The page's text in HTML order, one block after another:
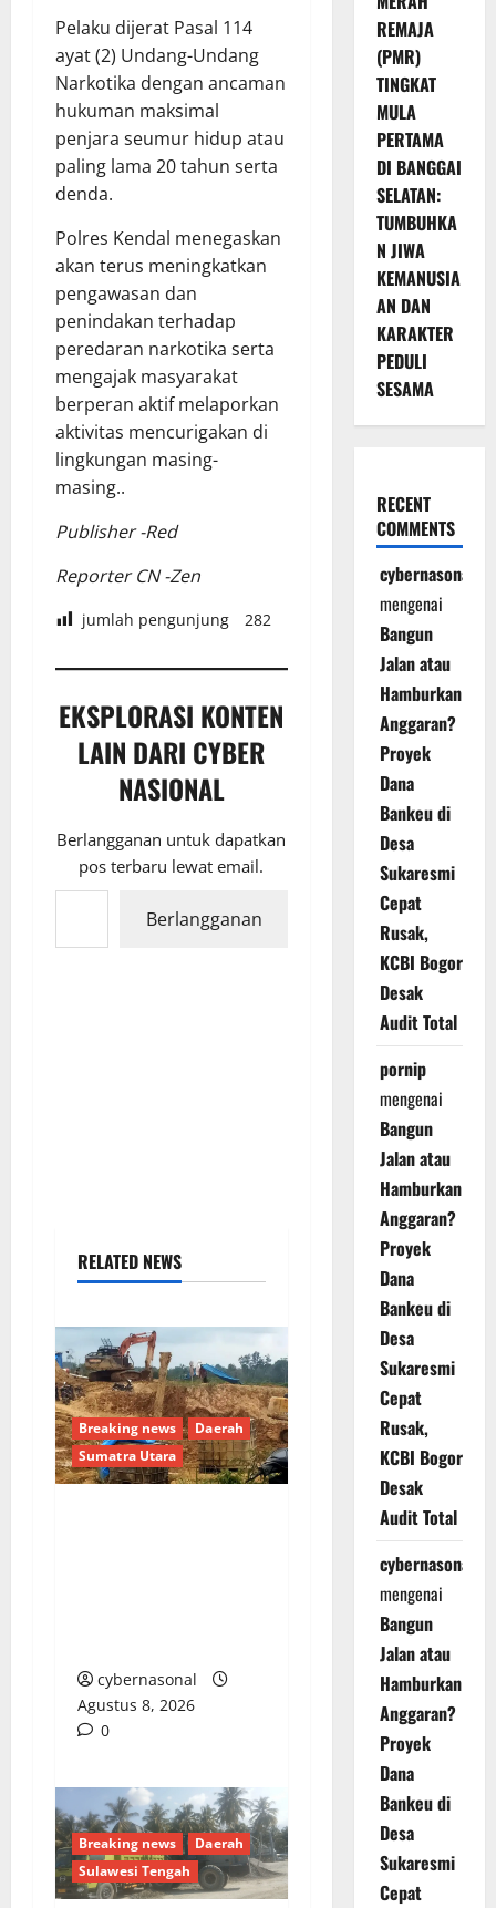
Pelaku dijerat Pasal 114
ayat (2) Undang-Undang
Narkotika dengan ancaman
hukuman maksimal
penjara seumur hidup atau
paling lama 20 tahun serta
denda.
Polres Kendal menegaskan
akan terus meningkatkan
pengawasan dan
penindakan terhadap
peredaran narkotika serta
mengajak masyarakat
berperan aktif melaporkan
aktivitas mencurigakan di
lingkungan masing-
masing..
Publisher -Red
Reporter CN -Zen
jumlah pengunjung 282
EKSPLORASI KONTEN
LAIN DARI CYBER
NASIONAL
Berlangganan untuk dapatkan
pos terbaru lewat email.
Ketikkan email Anda...
Berlangganan
RELATED NEWS
Breaking news
Daerah
Sumatra Utara
cybernasonal
Agustus 8, 2026
0
Breaking news
Daerah
Sulawesi Tengah
REMAJA
(PMR)
TINGKAT
MULA
PERTAMA
DI BANGGAI
SELATAN:
TUMBUHKA
N JIWA
KEMANUSIA
AN DAN
KARAKTER
PEDULI
SESAMA
RECENT
COMMENTS
cybernasonal
mengenai
Bangun
Jalan atau
Hamburkan
Anggaran?
Proyek
Dana
Bankeu di
Desa
Sukaresmi
Cepat
Rusak,
KCBI Bogor
Desak
Audit Total
pornip
mengenai
Bangun
Jalan atau
Hamburkan
Anggaran?
Proyek
Dana
Bankeu di
Desa
Sukaresmi
Cepat
Rusak,
KCBI Bogor
Desak
Audit Total
cybernasonal
mengenai
Bangun
Jalan atau
Hamburkan
Anggaran?
Proyek
Dana
Bankeu di
Desa
Sukaresmi
Cepat